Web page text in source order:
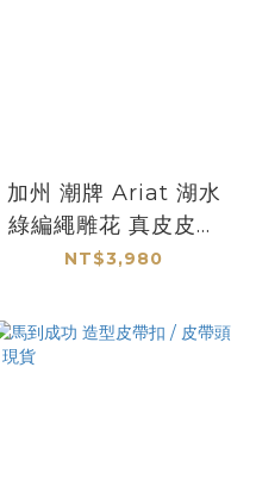
加州 潮牌 Ariat 湖水
綠編繩雕花 真皮皮帶
-
NT$3,980